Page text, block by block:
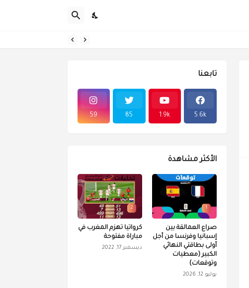
تابعنا
5.6k
1.9k
85
59
الأكثر مشاهدة
1
صراع العمالقة بين
إسبانيا وفرنسا من أجل
أولى بطاقتي النهائي
الكبير (معطيات
وتوقعات)
يوليو 12, 2026
2
كرواتيا تهزم المغرب في
مباراة مفتوحة
ديسمبر 17, 2022